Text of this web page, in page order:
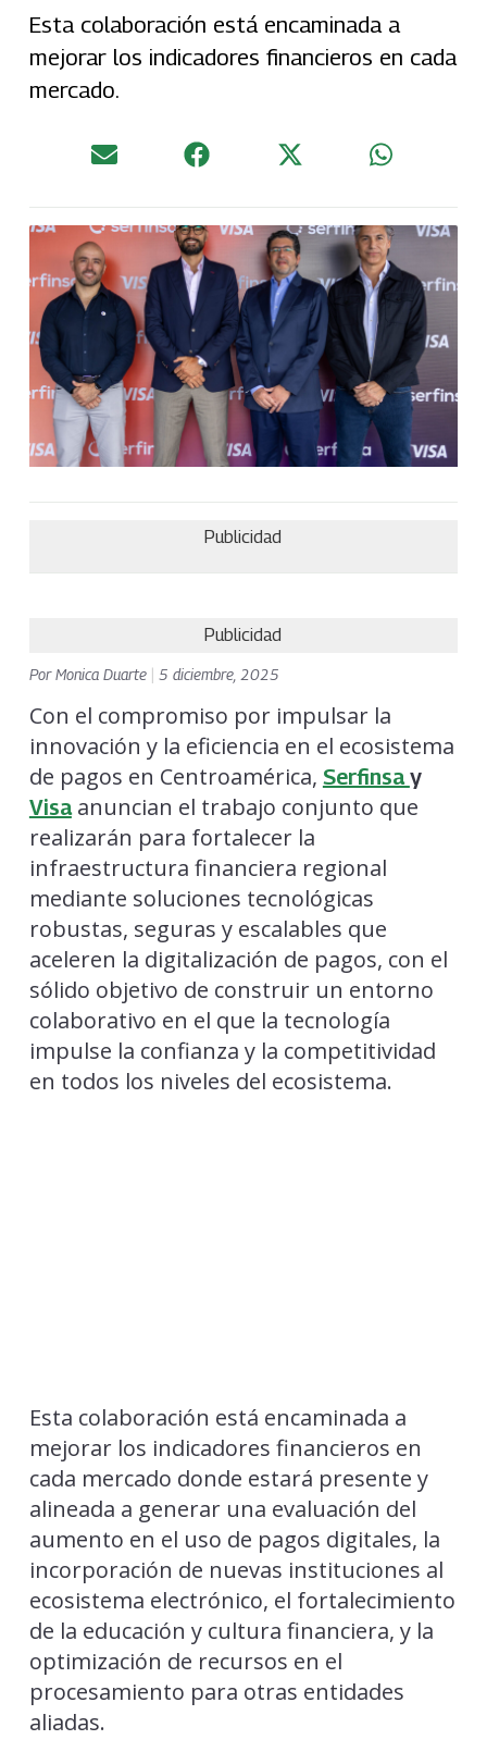
Esta colaboración está encaminada a
mejorar los indicadores financieros en cada
mercado.
Publicidad
Publicidad
PorMonica Duarte 5 diciembre, 2025
Con el compromiso por impulsar la
innovación y la eficiencia en el ecosistema
de pagos en Centroamérica, Serfinsay
Visa anuncian el trabajo conjunto que
realizarán para fortalecer la
infraestructura financiera regional
mediante soluciones tecnológicas
robustas, seguras y escalables que
aceleren la digitalización de pagos, con el
sólido objetivo de construir un entorno
colaborativo en el que la tecnología
impulse la confianza y la competitividad
en todos los niveles del ecosistema.
Esta colaboración está encaminada a
mejorar los indicadores financieros en
cada mercado donde estará presente y
alineada a generar una evaluación del
aumento en el uso de pagos digitales, la
incorporación de nuevas instituciones al
ecosistema electrónico, el fortalecimiento
de la educación y cultura financiera, y la
optimización de recursos en el
procesamiento para otras entidades
aliadas.